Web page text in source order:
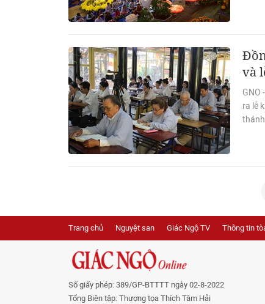
và
GNO
ra lễ
Trang chủ Nguyệt san Giác Ngộ TV Thông tin
Số giấy phép: 389/GP-BTTTT ngày 02-8-2022
Tổng Biên tập: Thượng tọa Thích Tâm Hải